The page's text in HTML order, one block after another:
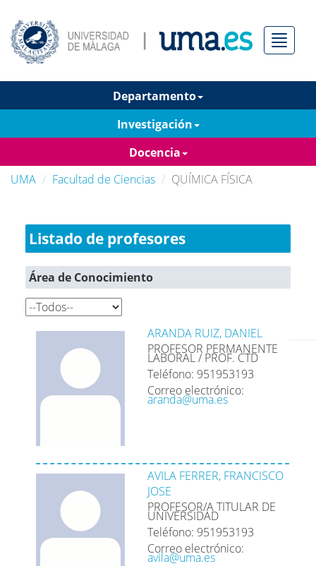
Menú
Departamento
Investigación
Docencia
UMA
Facultad de Ciencias QUÍMICA FÍSICA
Listado de profesores
Área de Conocimiento
ARANDA RUIZ, DANIEL
PROFESOR PERMANENTE
LABORAL / PROF. CTD
Teléfono: 951953193
Correo electrónico:
aranda@uma.es
AVILA FERRER, FRANCISCO
JOSE
PROFESOR/A TITULAR DE
UNIVERSIDAD
Teléfono: 951953193
Correo electrónico:
avila@uma.es